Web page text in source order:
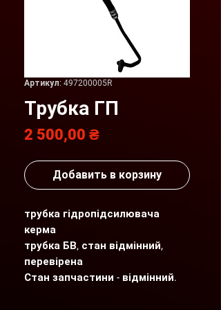
Артикул: 497200005R
Трубка ГП
2 500,00 ₴Цена
Добавить в корзину
трубка гідропідсилювача
керма
трубка БВ, стан відмінний,
перевірена
Стан запчастини - відмінний.